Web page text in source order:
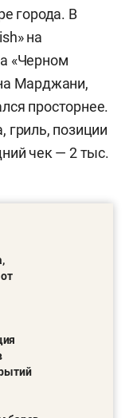
города. В
на
«Черном
Марджани,
просторнее.
гриль, позиции
чек — 2 тыс.